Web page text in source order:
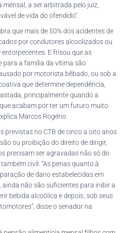
a ser arbitrada pelo juiz,
de vida do ofendido”.
que mais de 50% dos acidentes de
por condutores alcoolizados ou
E frisou que as
para a família da vítima são
por motorista bêbado, ou sob a
que determine dependência,
principalmente quando a
acabam por ter um futuro muito
Marcos Rogério.
previstas no CTB de cinco a oito anos
ou proibição do direito de dirigir,
precisam ser agravadas não só do
civil. “As penas quanto à
de dano estabelecidas em
não são suficientes para inibir a
bebida alcoólica e depois, sob seus
disse o senador na